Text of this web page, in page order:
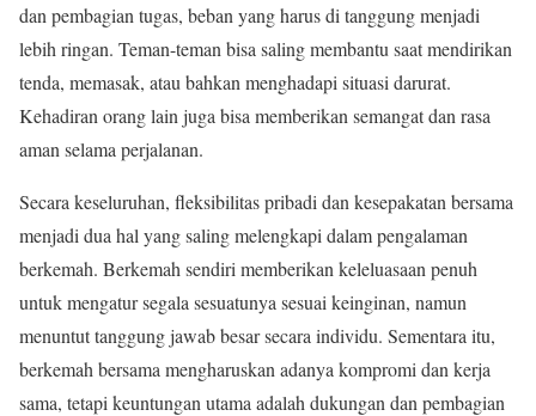
dan pembagian tugas, beban yang harus di tanggung menjadi
lebih ringan. Teman-teman bisa saling membantu saat mendirikan
tenda, memasak, atau bahkan menghadapi situasi darurat.
Kehadiran orang lain juga bisa memberikan semangat dan rasa
aman selama perjalanan.
Secara keseluruhan, fleksibilitas pribadi dan kesepakatan bersama
menjadi dua hal yang saling melengkapi dalam pengalaman
berkemah. Berkemah sendiri memberikan keleluasaan penuh
untuk mengatur segala sesuatunya sesuai keinginan, namun
menuntut tanggung jawab besar secara individu. Sementara itu,
berkemah bersama mengharuskan adanya kompromi dan kerja
sama, tetapi keuntungan utama adalah dukungan dan pembagian